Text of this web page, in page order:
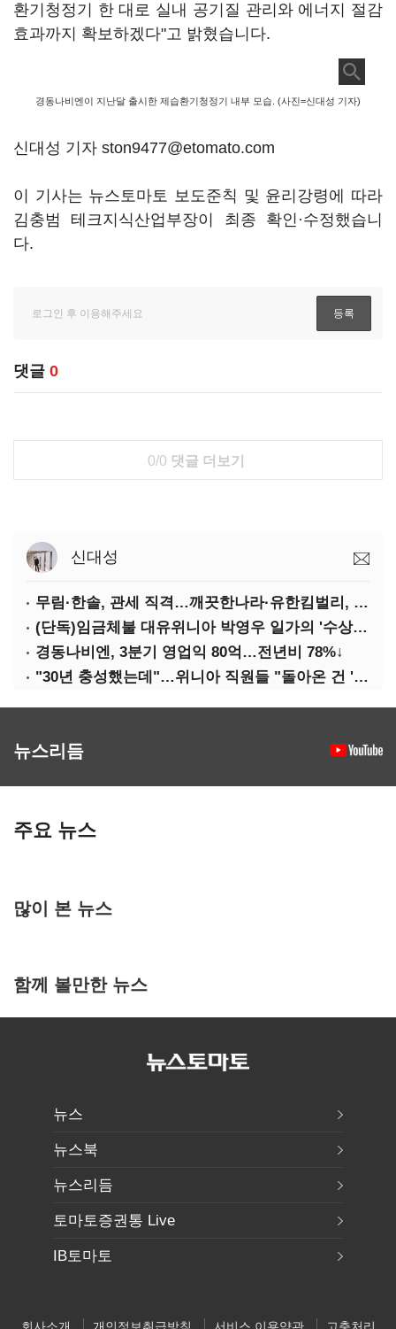
환기청정기 한 대로 실내 공기질 관리와 에너지 절감
효과까지 확보하겠다"고 밝혔습니다.
경동나비엔이 지난달 출시한 제습환기청정기 내부 모습. (사진=신대성 기자)
신대성 기자 ston9477@etomato.com
이 기사는 뉴스토마토 보도준칙 및 윤리강령에 따라
김충범 테크지식산업부장이 최종 확인·수정했습니
다.
댓글 0
0/0 댓글 더보기
신대성
무림·한솔, 관세 직격…깨끗한나라·유한킴벌리, 수익성 악화
(단독)임금체불 대유위니아 박영우 일가의 '수상한 별장'
경동나비엔, 3분기 영업익 80억…전년비 78%↓
"30년 충성했는데"…위니아 직원들 "돌아온 건 '배신'"
뉴스리듬
주요 뉴스
많이 본 뉴스
함께 볼만한 뉴스
뉴스
뉴스북
뉴스리듬
토마토증권통 Live
IB토마토